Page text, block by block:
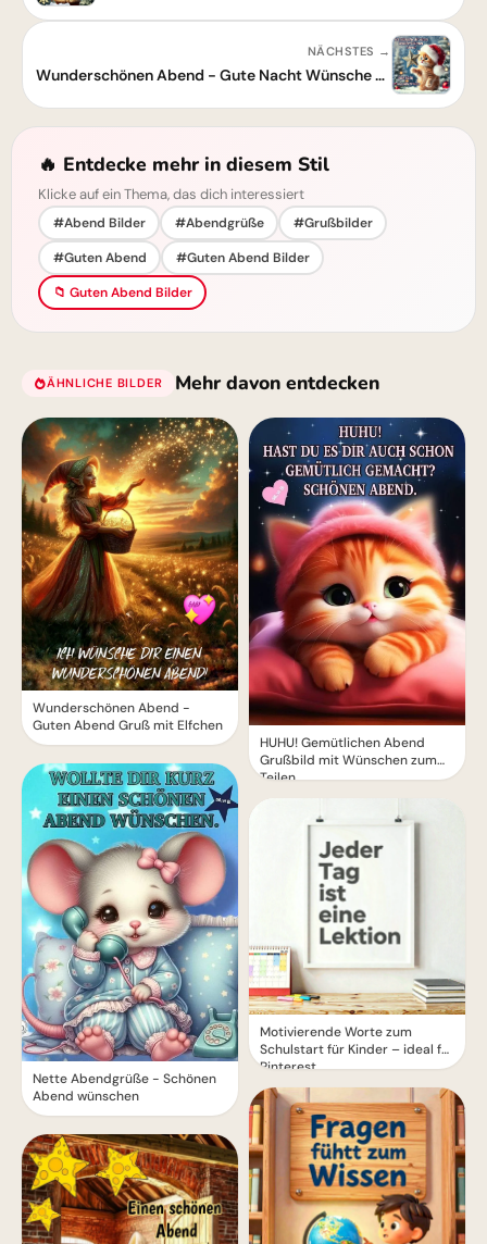
NÄCHSTES →
Wunderschönen Abend - Gute Nacht Wünsche mit süßen Träumen
🔥 Entdecke mehr in diesem Stil
Klicke auf ein Thema, das dich interessiert
#Abend Bilder #Abendgrüße
#Grußbilder
#Guten Abend
#Guten Abend Bilder
📁 Guten Abend Bilder
ÄHNLICHE BILDER Mehr davon entdecken
Wunderschönen Abend -
Guten Abend Gruß mit Elfchen
Nette Abendgrüße - Schönen
Abend wünschen
HUHU! Gemütlichen Abend
Grußbild mit Wünschen zum
Teilen
Motivierende Worte zum
Schulstart für Kinder – ideal für
Pinterest